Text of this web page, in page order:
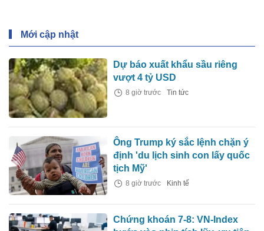
Mới cập nhật
Dự báo xuất khẩu sầu riêng
vượt 4 tỷ USD
8 giờ trước Tin tức
Ông Trump ký sắc lệnh chặn ý
định 'du lịch sinh con lấy quốc
tịch Mỹ'
8 giờ trước Kinh tế
Chứng khoán 7-8: VN-Index